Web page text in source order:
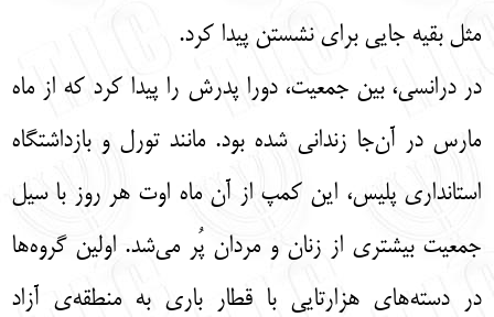
مثل بقیه جایی برای نشستن پیدا کرد.
در درانسی، بین جمعیت، دورا پدرش را پیدا کرد که از ماه
مارس در آن‌جا زندانی شده بود. مانند تورل و بازداشتگاه
استانداری پلیس، این کمپ از آن ماه اوت هر روز با سیل
جمعیت بیشتری از زنان و مردان پُر می‌شد. اولین گروه‌ها
در دسته‌های هزارتایی با قطار باری به منطقه‌ی آزاد